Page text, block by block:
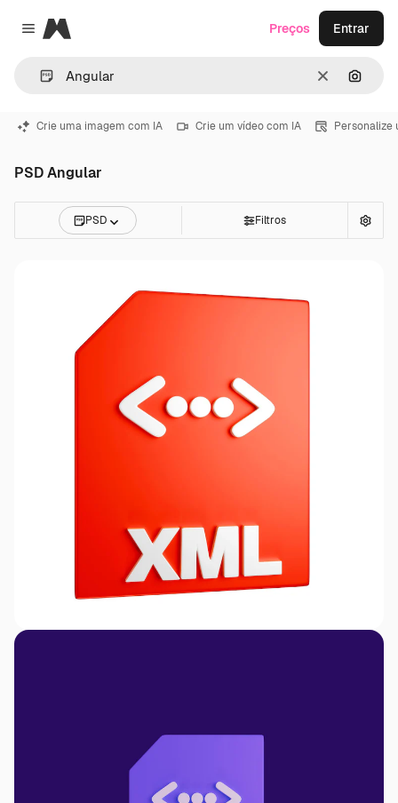
Close menu
Magnific
Limpar
Preços Entrar
Crie uma imagem com IA Crie um vídeo com IA Personalize
PSD Angular
PSD Filtros